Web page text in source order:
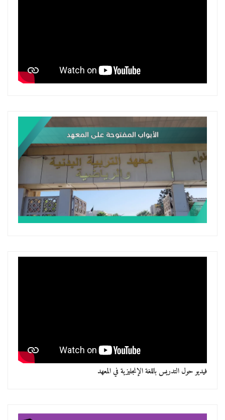
فيديو حول التدريس باللغة الإنجليزية في المعهد